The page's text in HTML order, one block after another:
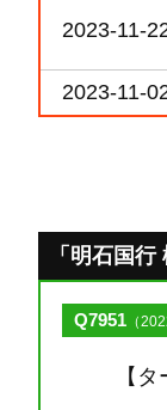
2023-11-
2023-11-
「明石国
Q7951 （
【